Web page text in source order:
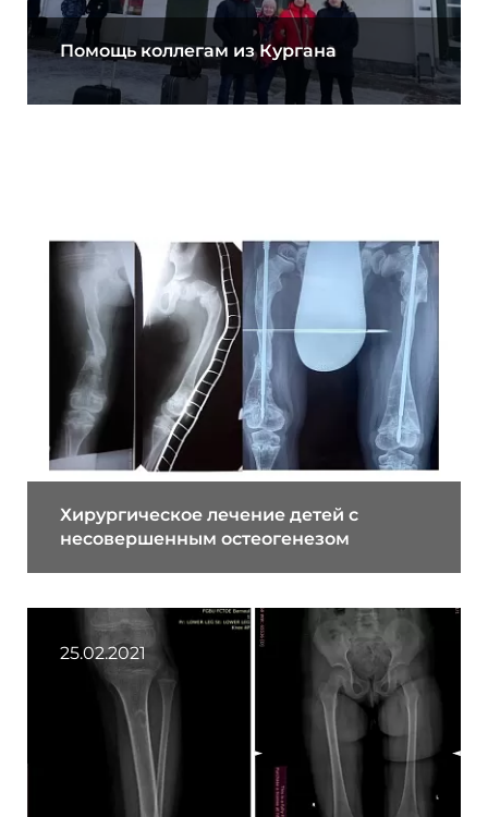
Помощь коллегам из Кургана
Хирургическое лечение детей с
несовершенным остеогенезом
25.02.2021